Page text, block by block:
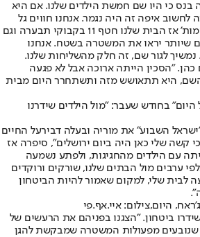
בנס כי היו שם חמשת הילדים שלנו. אם היא
לחשוב איפה זה היה נגמר. אנחנו חווים גל
טרור ארוך עוד מ'שומר החומות' אז הבית שלנו חטף 11 בקבוקי תבערה וגם
שיותר יראו את המשטרה בשטח. אנחנו
לגור שם, זה חלק מהשליחות שלנו.
כהן. "הסכין הייתה ארוכה אבל לא פגעה
השם, היא תתאושש מזה ותשתחרר היום מבית
היום" בחודש שעבר: "מול הילדים שידרנו
השבוע" את מוריה ובעלה דבירעל החיים
קשה שלי כאן היה ביום ירושלים", סיפרה אז
עם הילדים מהחגיגות, ולפתע נשמעה
ערבים מול הבתים שלנו, שורקים ורוקדים
לבית שלי, למקום שאמור להיות הביטחון
היום,צילום: איי.אף.פי
ביטחון. "הצגנו בפניהם את הרעשים של
מפעולות המשטרה שמבקשת להגן